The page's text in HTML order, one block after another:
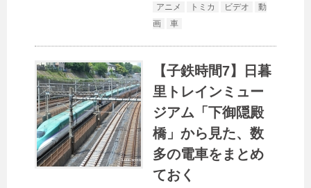
アニメ
トミカ ビデオ
動
画
車
【子鉄時間7】日暮
里トレインミュー
ジアム「下御隠殿
橋」から見た、数
多の電車をまとめ
ておく